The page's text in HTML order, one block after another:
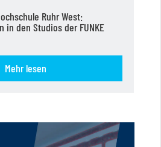
Ruhr West:
in den Studios der FUNKE
Mehr lesen